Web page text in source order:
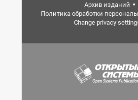
Архив изданий
Политика обработки
Change privacy